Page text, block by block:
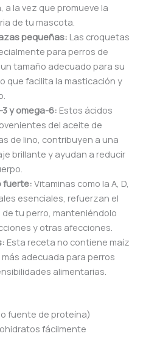
a la vez que promueve la
de tu mascota.
pequeñas: Las croquetas
para perros de
tamaño adecuado para su
que facilita la masticación y
y omega-6: Estos ácidos
del aceite de
de lino, contribuyen a una
brillante y ayudan a reducir
fuerte: Vitaminas como la A, D,
esenciales, refuerzan el
tu perro, manteniéndolo
y otras afecciones.
Esta receta no contiene maíz
adecuada para perros
alimentarias.
fuente de proteína)
fácilmente